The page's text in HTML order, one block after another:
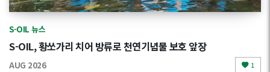
S-OIL 뉴스
S-OIL, 황쏘가리 치어 방류로 천연기념물 보호 앞장
AUG 2026 1